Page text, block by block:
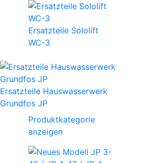
Ersatzteile Sololift
WC-3
Ersatzteile Hauswasserwerk
Grundfos JP
Produktkategorie
anzeigen